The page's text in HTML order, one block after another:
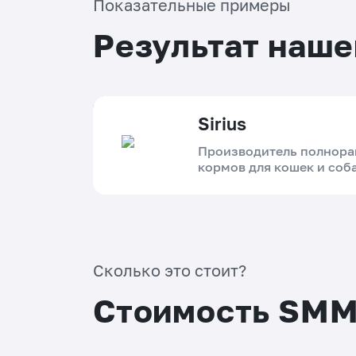
Показательные примеры
Результат
Sirius
Производитель
кормов для кошек и
сформированной SMM-стратегии, а
сдерживало рост бренда.
Сколько это стоит?
Стоимость